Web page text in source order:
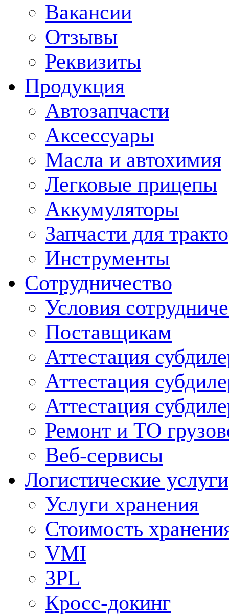
Вакансии
Отзывы
Реквизиты
Продукция
Автозапчасти
Аксессуары
Масла и автохимия
Легковые прицепы
Аккумуляторы
Запчасти для
Инструменты
Сотрудничество
Условия
Поставщикам
Аттестация
Аттестация
Аттестация
Ремонт и ТО
Веб-сервисы
Логистические услуги
Услуги хранения
Стоимость
VMI
3PL
Кросс-докинг